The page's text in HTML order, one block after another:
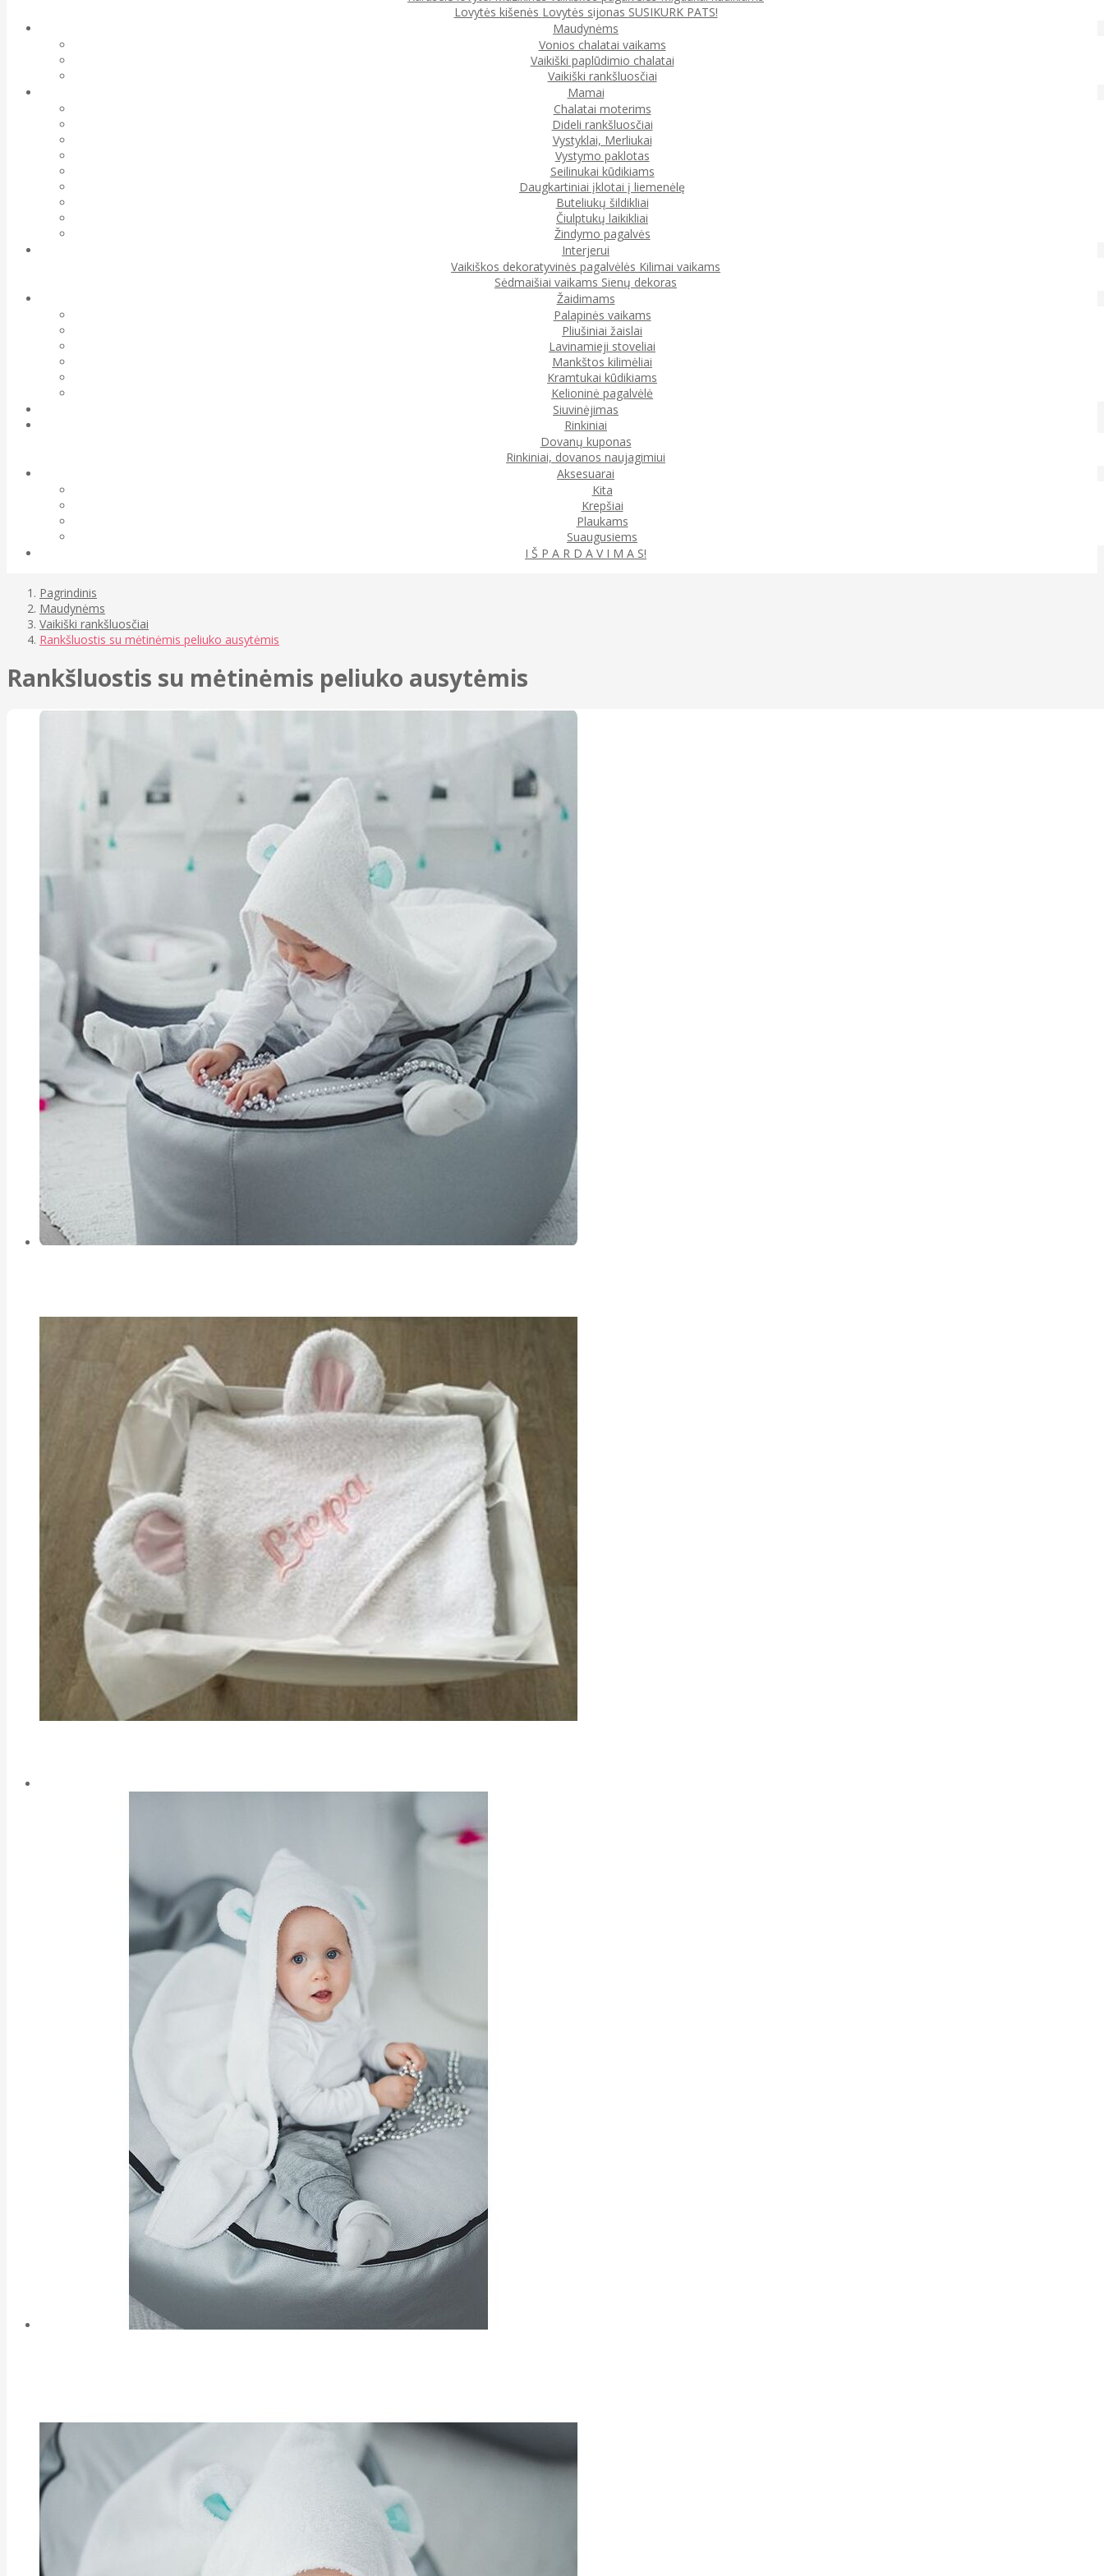
Lovytės kišenės Lovytės sijonas SUSIKURK PATS!
Maudynėms
Vonios chalatai vaikams
Vaikiški paplūdimio chalatai
Vaikiški rankšluosčiai
Mamai
Chalatai moterims
Dideli rankšluosčiai
Vystyklai, Merliukai
Vystymo paklotas
Seilinukai kūdikiams
Daugkartiniai įklotai į liemenėlę
Buteliukų šildikliai
Čiulptukų laikikliai
Žindymo pagalvės
Interjerui
Vaikiškos dekoratyvinės pagalvėlės Kilimai vaikams
Sėdmaišiai vaikams Sienų dekoras
Žaidimams
Palapinės vaikams
Pliušiniai žaislai
Lavinamieji stoveliai
Mankštos kilimėliai
Kramtukai kūdikiams
Kelioninė pagalvėlė
Siuvinėjimas
Rinkiniai
Dovanų kuponas
Rinkiniai, dovanos naujagimiui
Aksesuarai
Kita
Krepšiai
Plaukams
Suaugusiems
I Š P A R D A V I M A S!
Pagrindinis
Maudynėms
Vaikiški rankšluosčiai
Rankšluostis su mėtinėmis peliuko ausytėmis
Rankšluostis su mėtinėmis peliuko ausytėmis